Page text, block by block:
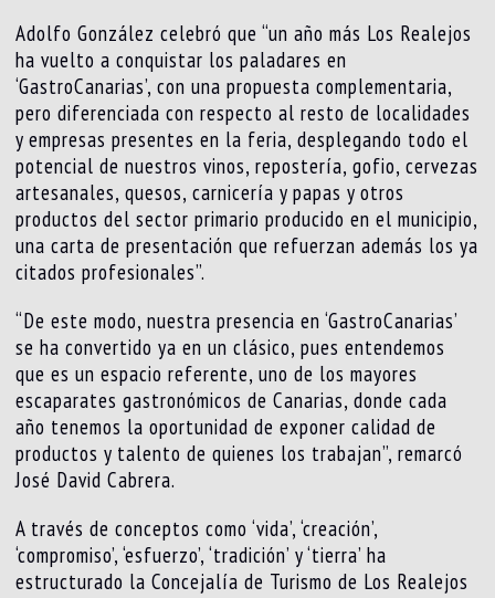
Adolfo González celebró que “un año más Los Realejos
ha vuelto a conquistar los paladares en
‘GastroCanarias’, con una propuesta complementaria,
pero diferenciada con respecto al resto de localidades
y empresas presentes en la feria, desplegando todo el
potencial de nuestros vinos, repostería, gofio, cervezas
artesanales, quesos, carnicería y papas y otros
productos del sector primario producido en el municipio,
una carta de presentación que refuerzan además los ya
citados profesionales”.
“De este modo, nuestra presencia en ‘GastroCanarias’
se ha convertido ya en un clásico, pues entendemos
que es un espacio referente, uno de los mayores
escaparates gastronómicos de Canarias, donde cada
año tenemos la oportunidad de exponer calidad de
productos y talento de quienes los trabajan”, remarcó
José David Cabrera.
A través de conceptos como ‘vida’, ‘creación’,
‘compromiso’, ‘esfuerzo’, ‘tradición’ y ‘tierra’ ha
estructurado la Concejalía de Turismo de Los Realejos